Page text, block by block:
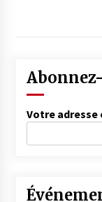
Votre adresse